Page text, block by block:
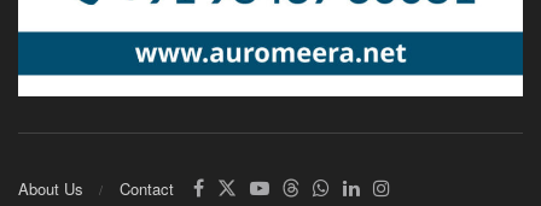
About Us Contact